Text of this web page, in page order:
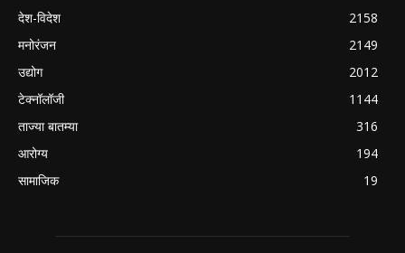
देश-विदेश
2158
मनोरंजन
2149
उद्योग
2012
टेक्नॉलॉजी
1144
ताज्या बातम्या
316
आरोग्य
194
सामाजिक
19